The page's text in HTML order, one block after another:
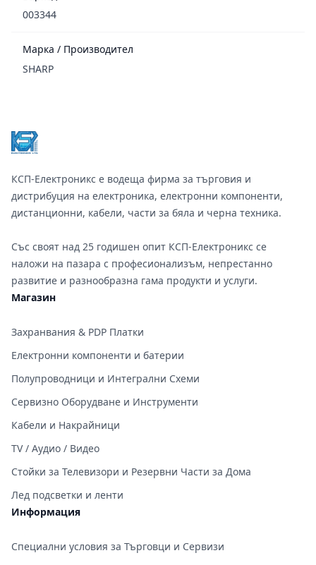
003344
Марка / Производител
SHARP
КСП-Електроникс е водеща фирма за търговия и
дистрибуция на електроника, електронни компоненти,
дистанционни, кабели, части за бяла и черна техника.
Със своят над 25 годишен опит КСП-Електроникс се
наложи на пазара с професионализъм, непрестанно
развитие и разнообразна гама продукти и услуги.
Магазин
Захранвания & PDP Платки
Електронни компоненти и батерии
Полупроводници и Интегрални Схеми
Сервизно Оборудване и Инструменти
Кабели и Накрайници
TV / Аудио / Видео
Стойки за Телевизори и Резервни Части за Дома
Лед подсветки и ленти
Информация
Специални условия за Търговци и Сервизи